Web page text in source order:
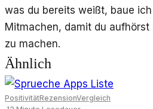
was du bereits weißt, baue
Mitmachen, damit du
zu machen.
Ähnlich
PositivitätRezensionVergleich